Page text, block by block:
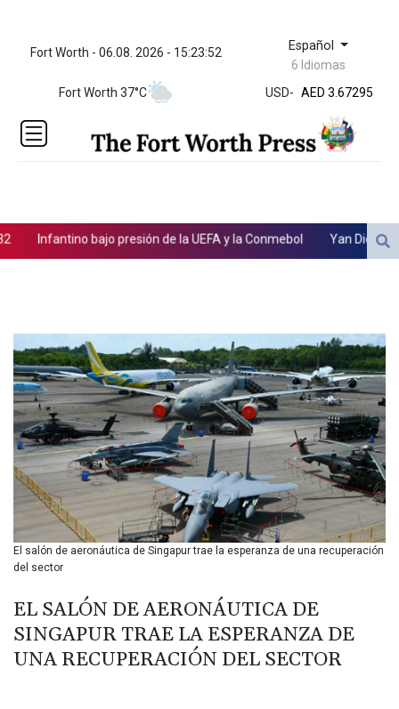
Fort Worth - 06.08. 2026 - 15:23:52 Español
6 Idiomas
Fort Worth 37°C
USD-
ZWL 321.999592
AED 3.67295
AED 3.67295
AFN
ALL 80.778943
AMD
BBD 2.013626
BDT 123.754743
BHD 0.37711
BIF 2990
BMD 1
BND 1.281981
BOB 12.092258
BRL 5.1183
BSD 0.999753
BTN 95.145446
BWP 13.521485
BZD 2.010681
CDF
2259.999807
Infantino bajo presión de la UEFA y la Conmebol Yan
El salón de aeronáutica de Singapur trae la esperanza de una recuperación
del sector
EL SALÓN DE AERONÁUTICA DE
SINGAPUR TRAE LA ESPERANZA DE
UNA RECUPERACIÓN DEL SECTOR